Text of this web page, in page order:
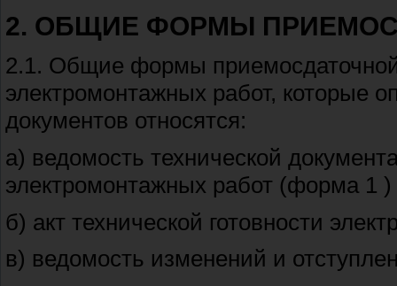
2. ОБЩИЕ ФОРМЫ
2.1. Общие формы
электромонтажных работ,
документов относятся:
а) ведомость технической
электромонтажных работ (форма 1 )
б) акт технической готовности
в) ведомость изменений и